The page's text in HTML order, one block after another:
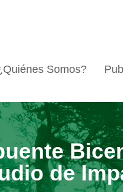
Somos?
de